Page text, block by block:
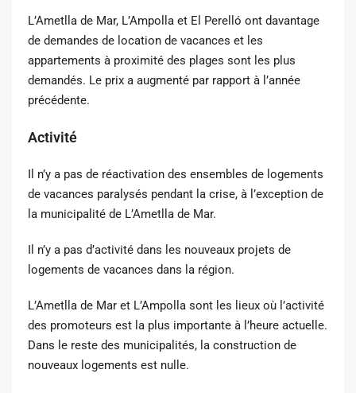
L’Ametlla de Mar, L’Ampolla et El Perelló ont davantage
de demandes de location de vacances et les
appartements à proximité des plages sont les plus
demandés. Le prix a augmenté par rapport à l’année
précédente.
Activité
Il n’y a pas de réactivation des ensembles de logements
de vacances paralysés pendant la crise, à l’exception de
la municipalité de L’Ametlla de Mar.
Il n’y a pas d’activité dans les nouveaux projets de
logements de vacances dans la région.
L’Ametlla de Mar et L’Ampolla sont les lieux où l’activité
des promoteurs est la plus importante à l’heure actuelle.
Dans le reste des municipalités, la construction de
nouveaux logements est nulle.